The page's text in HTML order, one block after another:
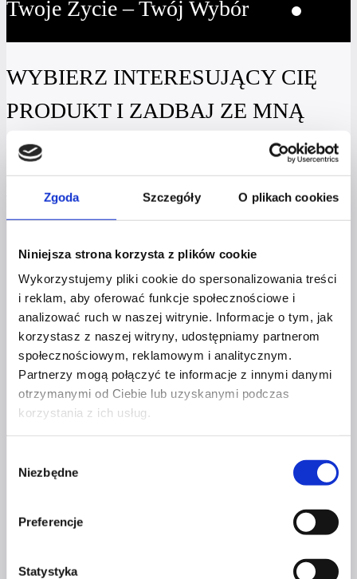
Zgoda Szczegóły O plikach cookies
Niniejsza strona korzysta z plików cookie
Wykorzystujemy pliki cookie do spersonalizowania treści
i reklam, aby oferować funkcje społecznościowe i
analizować ruch w naszej witrynie. Informacje o tym, jak
korzystasz z naszej witryny, udostępniamy partnerom
społecznościowym, reklamowym i analitycznym.
Partnerzy mogą połączyć te informacje z innymi danymi
otrzymanymi od Ciebie lub uzyskanymi podczas
korzystania z ich usług.
zgody
Niezbędne
Preferencje
Statystyka
Twoje Życie – Twój Wybór
WYBIERZ INTERESUJĄCY CIĘ
PRODUKT I ZADBAJ ZE MNĄ
O SWÓJ ROZWÓJ!
Wszystko Spotkania & KonferencjeKsiążki & ebooki
Masterclass
Profil facebook Czerwona
Szpilka
Profil instagram Czerwona
Szpilka
Profil tiktok Czerwona Szpilka
Profil youtube Czerwona